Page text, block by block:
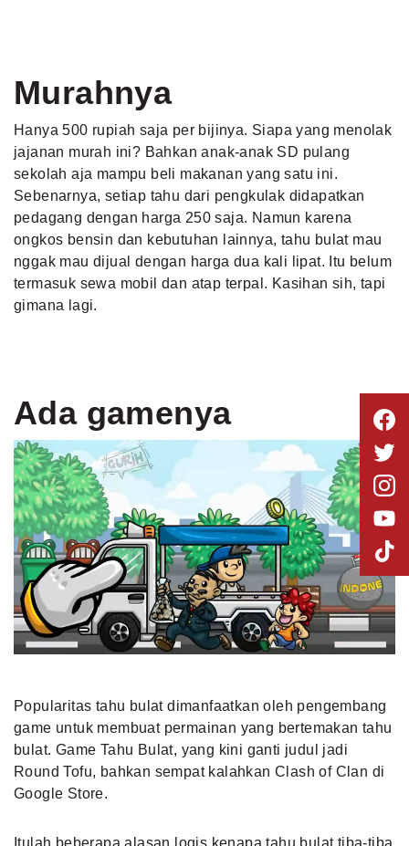
Murahnya
Hanya 500 rupiah saja per bijinya. Siapa yang menolak
jajanan murah ini? Bahkan anak-anak SD pulang
sekolah aja mampu beli makanan yang satu ini.
Sebenarnya, setiap tahu dari pengkulak didapatkan
pedagang dengan harga 250 saja. Namun karena
ongkos bensin dan kebutuhan lainnya, tahu bulat mau
nggak mau dijual dengan harga dua kali lipat. Itu belum
termasuk sewa mobil dan atap terpal. Kasihan sih, tapi
gimana lagi.
Ada gamenya
Popularitas tahu bulat dimanfaatkan oleh pengembang
game untuk membuat permainan yang bertemakan tahu
bulat. Game Tahu Bulat, yang kini ganti judul jadi
Round Tofu, bahkan sempat kalahkan Clash of Clan di
Google Store.